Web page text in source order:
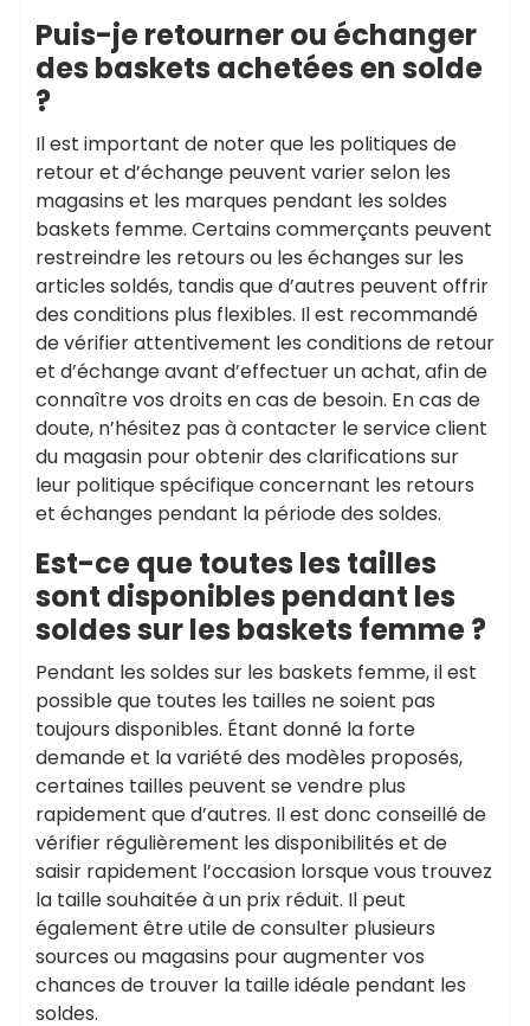
Puis-je retourner ou échanger
des baskets achetées en solde
?
Il est important de noter que les politiques de
retour et d’échange peuvent varier selon les
magasins et les marques pendant les soldes
baskets femme. Certains commerçants peuvent
restreindre les retours ou les échanges sur les
articles soldés, tandis que d’autres peuvent offrir
des conditions plus flexibles. Il est recommandé
de vérifier attentivement les conditions de retour
et d’échange avant d’effectuer un achat, afin de
connaître vos droits en cas de besoin. En cas de
doute, n’hésitez pas à contacter le service client
du magasin pour obtenir des clarifications sur
leur politique spécifique concernant les retours
et échanges pendant la période des soldes.
Est-ce que toutes les tailles
sont disponibles pendant les
soldes sur les baskets femme ?
Pendant les soldes sur les baskets femme, il est
possible que toutes les tailles ne soient pas
toujours disponibles. Étant donné la forte
demande et la variété des modèles proposés,
certaines tailles peuvent se vendre plus
rapidement que d’autres. Il est donc conseillé de
vérifier régulièrement les disponibilités et de
saisir rapidement l’occasion lorsque vous trouvez
la taille souhaitée à un prix réduit. Il peut
également être utile de consulter plusieurs
sources ou magasins pour augmenter vos
chances de trouver la taille idéale pendant les
soldes.